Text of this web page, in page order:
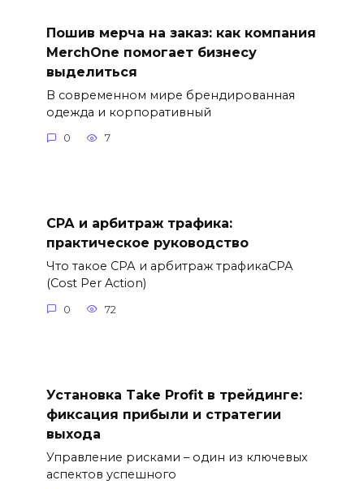
Пошив мерча на заказ: как компания
MerchOne помогает бизнесу
выделиться
В современном мире брендированная
одежда и корпоративный
0 7
СРА и арбитраж трафика:
практическое руководство
Что такое СРА и арбитраж трафикаСРА
(Cost Per Action)
0 72
Установка Take Profit в трейдинге:
фиксация прибыли и стратегии
выхода
Управление рисками – один из ключевых
аспектов успешного